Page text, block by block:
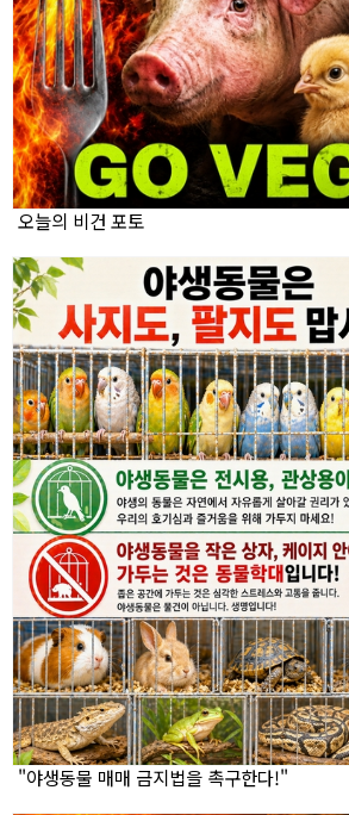
오늘의 비건 포토
"야생동물 매매 금지법을 촉구한다!"